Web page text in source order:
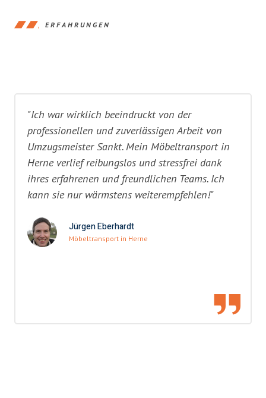
ERFAHRUNGEN
"Ich war wirklich beeindruckt von der
professionellen und zuverlässigen Arbeit von
Umzugsmeister Sankt. Mein Möbeltransport in
Herne verlief reibungslos und stressfrei dank
ihres erfahrenen und freundlichen Teams. Ich
kann sie nur wärmstens weiterempfehlen!"
Jürgen Eberhardt
Möbeltransport in Herne